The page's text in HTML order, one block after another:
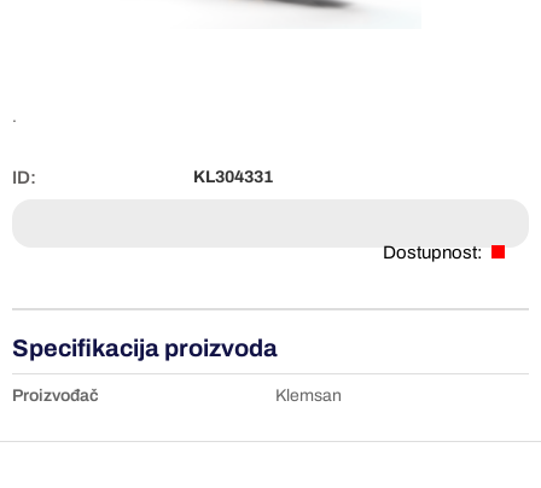
.
ID: KL304331
Dostupnost:
Specifikacija proizvoda
Proizvođač Klemsan